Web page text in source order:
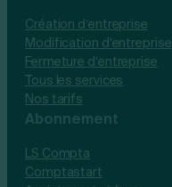
Création d’entreprise
Modification d’entreprise
Fermeture d’entreprise
Tous les services
Nos tarifs
Abonnement
LS Compta
Comptastart